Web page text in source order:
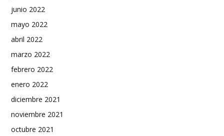
junio 2022
mayo 2022
abril 2022
marzo 2022
febrero 2022
enero 2022
diciembre 2021
noviembre 2021
octubre 2021